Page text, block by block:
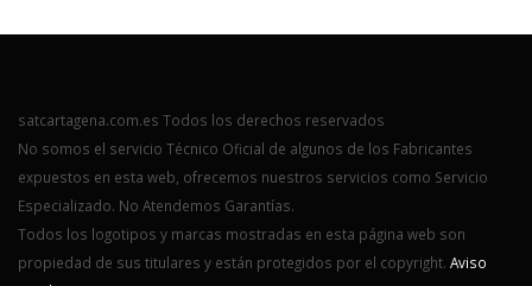
satcartagena.com.es Todos los derechos reservados
No somos el servicio Técnico Oficial de algunos de los Fabricantes
expuestos en esta web, ofrecemos nuestros servicios como Servicio
Especializado. No Atendemos Garantías.
Todos los logotipos y marcas mostradas en esta página web son
propiedad de sus titulares y están protegidos por el copyright. Aviso